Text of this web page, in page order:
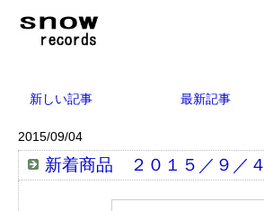
新しい記事 最新記事
2015/09/04
新着商品 ２０１５／９／４